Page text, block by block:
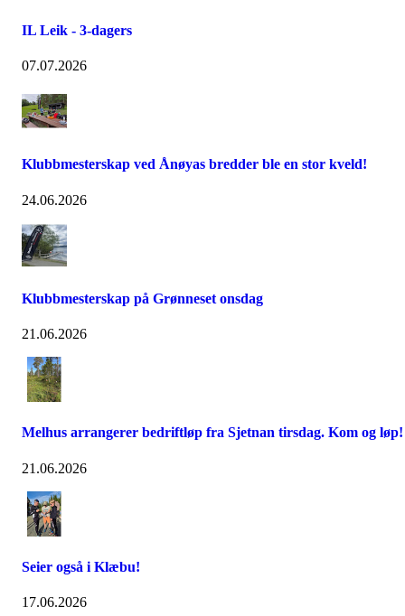
IL Leik - 3-dagers
07.07.2026
Klubbmesterskap ved Ånøyas bredder ble en stor kveld!
24.06.2026
Klubbmesterskap på Grønneset onsdag
21.06.2026
Melhus arrangerer bedriftløp fra Sjetnan tirsdag. Kom og løp!
21.06.2026
Seier også i Klæbu!
17.06.2026